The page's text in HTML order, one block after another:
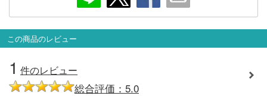
© 2026 Mid Japan, Inc.
この商品のレビュー
1 件のレビュー
総合評価：5.0